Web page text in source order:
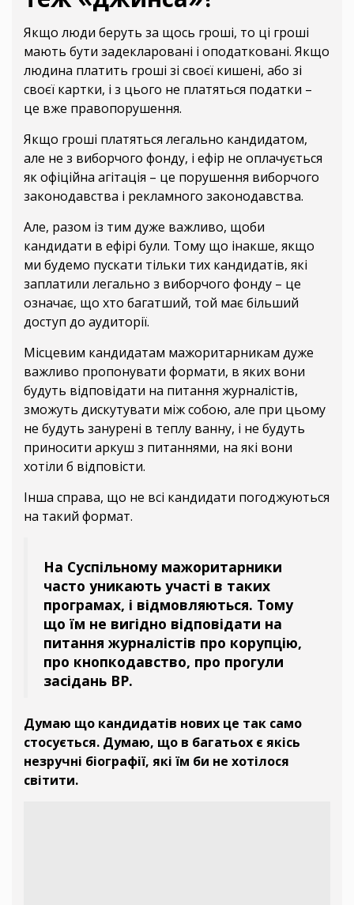
Якщо люди беруть за щось гроші, то ці гроші
мають бути задекларовані і оподатковані. Якщо
людина платить гроші зі своєї кишені, або зі
своєї картки, і з цього не платяться податки –
це вже правопорушення.
Якщо гроші платяться легально кандидатом,
але не з виборчого фонду, і ефір не оплачується
як офіційна агітація – це порушення виборчого
законодавства і рекламного законодавства.
Але, разом із тим дуже важливо, щоби
кандидати в ефірі були. Тому що інакше, якщо
ми будемо пускати тільки тих кандидатів, які
заплатили легально з виборчого фонду – це
означає, що хто багатший, той має більший
доступ до аудиторії.
Місцевим кандидатам мажоритарникам дуже
важливо пропонувати формати, в яких вони
будуть відповідати на питання журналістів,
зможуть дискутувати між собою, але при цьому
не будуть занурені в теплу ванну, і не будуть
приносити аркуш з питаннями, на які вони
хотіли б відповісти.
Інша справа, що не всі кандидати погоджуються
на такий формат.
На Суспільному мажоритарники
часто уникають участі в таких
програмах, і відмовляються. Тому
що їм не вигідно відповідати на
питання журналістів про корупцію,
про кнопкодавство, про прогули
засідань ВР.
Думаю що кандидатів нових це так само
стосується. Думаю, що в багатьох є якісь
незручні біографії, які їм би не хотілося
світити.